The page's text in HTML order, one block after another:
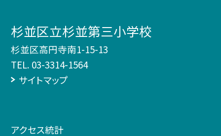
杉並区立杉並第三小学校
杉並区高円寺南1-15-13
TEL. 03-3314-1564
サイトマップ
アクセス統計